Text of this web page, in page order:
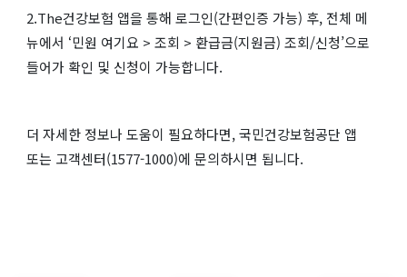
2.The건강보험 앱을 통해 로그인(간편인증 가능) 후, 전체 메
뉴에서 ‘민원 여기요 > 조회 > 환급금(지원금) 조회/신청’으로
들어가 확인 및 신청이 가능합니다.
더 자세한 정보나 도움이 필요하다면, 국민건강보험공단 앱
또는 고객센터(1577-1000)에 문의하시면 됩니다.